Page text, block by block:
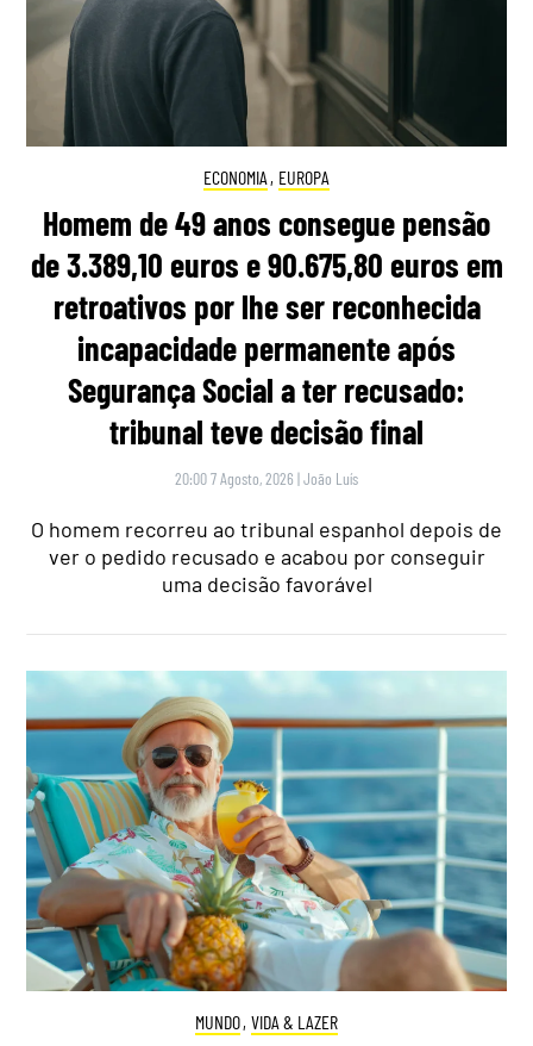
ECONOMIA , EUROPA
Homem de 49 anos consegue pensão
de 3.389,10 euros e 90.675,80 euros em
retroativos por lhe ser reconhecida
incapacidade permanente após
Segurança Social a ter recusado:
tribunal teve decisão final
20:00 7 Agosto, 2026 |João Luís
O homem recorreu ao tribunal espanhol depois de
ver o pedido recusado e acabou por conseguir
uma decisão favorável
MUNDO, VIDA & LAZER